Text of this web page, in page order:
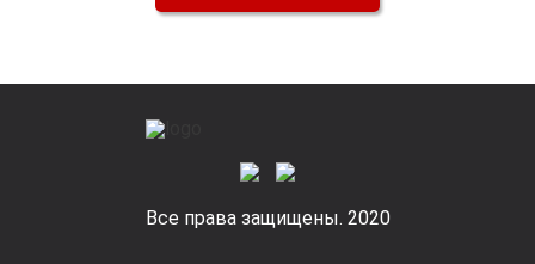
Все права защищены. 2020